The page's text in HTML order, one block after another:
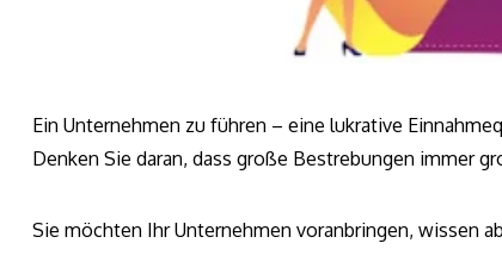
Ein Unternehmen zu führen – eine lukrative
Denken Sie daran, dass große Bestrebungen immer
Sie möchten Ihr Unternehmen voranbringen, wissen